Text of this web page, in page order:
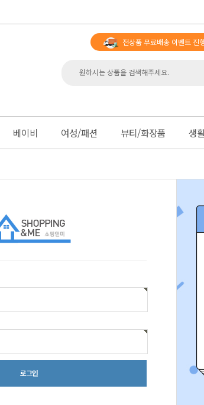
전상품 무료배송 이벤트 진
베이비 여성/패션 뷰티/화장품 생